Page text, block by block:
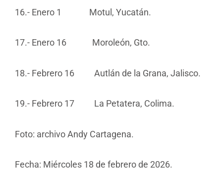
16.- Enero 1 Motul, Yucatán.
17.- Enero 16 Moroleón, Gto.
18.- Febrero 16 Autlán de la Grana, Jalisco.
19.- Febrero 17 La Petatera, Colima.
Foto: archivo Andy Cartagena.
Fecha: Miércoles 18 de febrero de 2026.